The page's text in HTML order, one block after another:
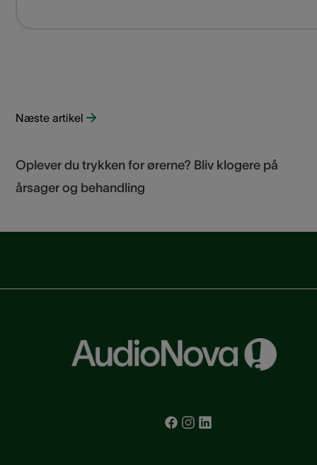
Næste artikel
Oplever du trykken for ørerne? Bliv klogere på
årsager og behandling